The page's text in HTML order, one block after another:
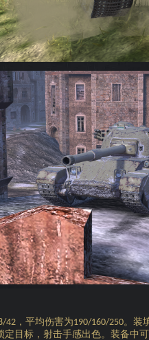
42，平均伤害为190/160/250。装
目标，射击手感出色。装备中